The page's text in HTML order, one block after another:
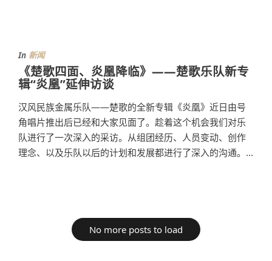
In 新闻
《楚歌四面、炎凰降临》——楚歌乐队新专
辑“炎凰”延伸访谈
汉风民族金属乐队——楚歌的全新专辑《炎凰》近日由号
角唱片推出后已经和大家见面了。趁着这个机会我们对乐
队进行了一次深入的采访。从组团经历、人员变动、创作
理念、以及乐队以后的计划和发展都进行了深入的沟通。...
No more posts to load